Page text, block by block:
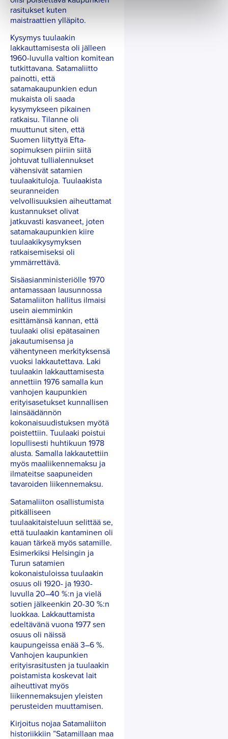
rasitukset kuten
maistraattien ylläpito.
Kysymys tuulaakin
lakkauttamisesta oli jälleen
1960-luvulla valtion komitean
tutkittavana. Satamaliitto
painotti, että
satamakaupunkien edun
mukaista oli saada
kysymykseen pikainen
ratkaisu. Tilanne oli
muuttunut siten, että
Suomen liityttyä Efta-
sopimuksen piiriin siitä
johtuvat tullialennukset
vähensivät satamien
tuulaakituloja. Tuulaakista
seuranneiden
velvollisuuksien aiheuttamat
kustannukset olivat
jatkuvasti kasvaneet, joten
satamakaupunkien kiire
tuulaakikysymyksen
ratkaisemiseksi oli
ymmärrettävä.
Sisäasianministeriölle 1970
antamassaan lausunnossa
Satamaliiton hallitus ilmaisi
usein aiemminkin
esittämänsä kannan, että
tuulaaki olisi epätasainen
jakautumisensa ja
vähentyneen merkityksensä
vuoksi lakkautettava. Laki
tuulaakin lakkauttamisesta
annettiin 1976 samalla kun
vanhojen kaupunkien
erityisasetukset kunnallisen
lainsäädännön
kokonaisuudistuksen myötä
poistettiin. Tuulaaki poistui
lopullisesti huhtikuun 1978
alusta. Samalla lakkautettiin
myös maaliikennemaksu ja
ilmateitse saapuneiden
tavaroiden liikennemaksu.
Satamaliiton osallistumista
pitkälliseen
tuulaakitaisteluun selittää se,
että tuulaakin kantaminen oli
kauan tärkeä myös satamille.
Esimerkiksi Helsingin ja
Turun satamien
kokonaistuloissa tuulaakin
osuus oli 1920- ja 1930-
luvulla 20–40 %:n ja vielä
sotien jälkeenkin 20-30 %:n
luokkaa. Lakkauttamista
edeltävänä vuona 1977 sen
osuus oli näissä
kaupungeissa enää 3–6 %.
Vanhojen kaupunkien
erityisrasitusten ja tuulaakin
poistamista koskevat lait
aiheuttivat myös
liikennemaksujen yleisten
perusteiden muuttamisen.
Kirjoitus nojaa Satamaliiton
historiikkiin ”Satamillaan maa